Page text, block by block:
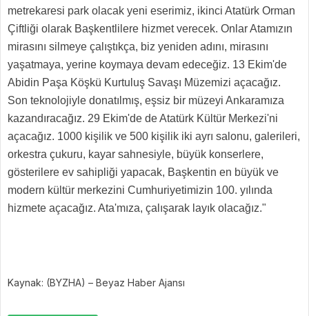
metrekaresi park olacak yeni eserimiz, ikinci Atatürk Orman
Çiftliği olarak Başkentlilere hizmet verecek. Onlar Atamızın
mirasını silmeye çalıştıkça, biz yeniden adını, mirasını
yaşatmaya, yerine koymaya devam edeceğiz. 13 Ekim'de
Abidin Paşa Köşkü Kurtuluş Savaşı Müzemizi açacağız.
Son teknolojiyle donatılmış, eşsiz bir müzeyi Ankaramıza
kazandıracağız. 29 Ekim'de de Atatürk Kültür Merkezi'ni
açacağız. 1000 kişilik ve 500 kişilik iki ayrı salonu, galerileri,
orkestra çukuru, kayar sahnesiyle, büyük konserlere,
gösterilere ev sahipliği yapacak, Başkentin en büyük ve
modern kültür merkezini Cumhuriyetimizin 100. yılında
hizmete açacağız. Ata'mıza, çalışarak layık olacağız."
Kaynak: (BYZHA) – Beyaz Haber Ajansı